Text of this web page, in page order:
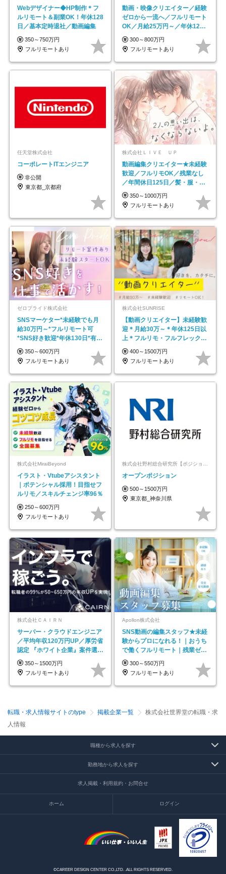
Webデザイナー◆HP制作＊フ
ルリモート＆副業OK！年休128
日／基本定時退社／動画編集
350～750万円
フルリモートあり
動画・映像クリエイター／経験
ゼロから一流へ／フルリモート
OK／月給25万円～／年休125
日以上
300～800万円
フルリモートあり
任天堂株式会社
コーポレートITエンジニア
非公開
東京都_京都府
株式会社ＬＩＶＥ ＵＰ
動画編集クリエイター★未経験
歓迎／フルリモOK／残業なし
／年間休日125日／髪・服・ネ
イル自由／研修充実で安心
350～1000万円
フルリモートあり
ゼロプライド株式会社
SNSマーケター*未経験でも月
給30万円～*フルリモート可
*SNS好き歓迎*年休130日*有休
取得率100%
350～600万円
フルリモートあり
株式会社SUNRISE
【動画クリエイター】未経験歓
迎＊月給30万～＊年休125日以
上＊フルリモ・フルフレックス
◆10名の採用が決定◆
400～1500万円
フルリモートあり
株式会社MiraiBeyond
イラスト・Vtubeアシスタント
｜ポテンシャル採用！目指せフ
ルリモ／スキルチェンジ率96％
250～600万円
フルリモートあり
株式会社野村総合研究所【ポジションマッチ登録】
オープンポジション
500～1500万円
東京都_神奈川県
株式会社ＣＡＩＲＮ
サーバー・クラウドエンジニア
／平均年収120万円UP／厚労省
認定 『ホワイト企業』案件選択
制度／年休129日
350～1500万円
フルリモートあり
Apollon株式会社
SNS動画の編集スタッフ★未経
験からプロになれる！｜おうち
で働くフルリモート｜残業ゼロ
で18時退勤◎
300～550万円
フルリモートあり
転職・求人情報サイトのtype 掲載企業一覧
株式会社世界堂の転職・求
人情報
職種から求人を探す
勤務地から求人を探す
求人掲載・利用規約・お問合せ
ホーム ログイン
©CAREER DESIGN CENTER CO.,LTD. .ALL RIGHTS RESERVED.